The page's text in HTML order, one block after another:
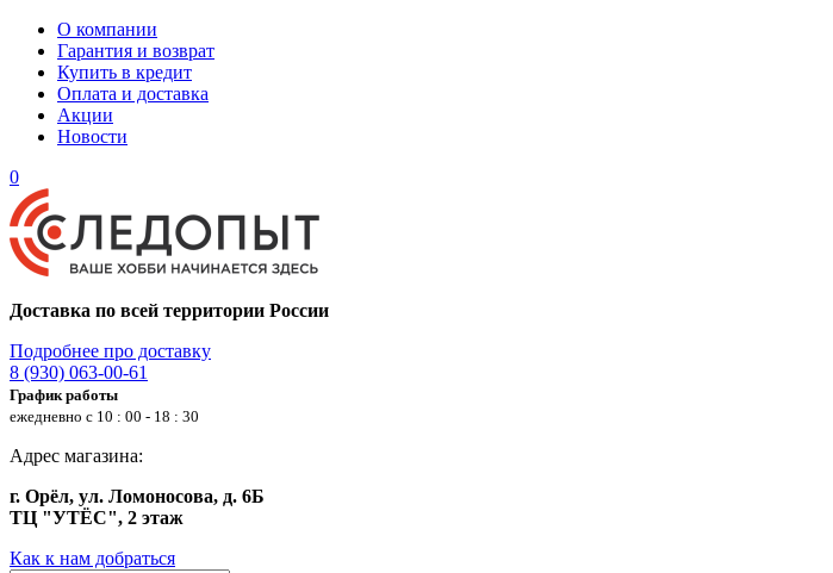
О компании
Гарантия и возврат
Купить в кредит
Оплата и доставка
Акции
Новости
0
Доставка по всей территории России
Подробнее про доставку
8 (930) 063-00-61
График работы
ежедневно с 10 : 00 - 18 : 30
Адрес магазина:
г. Орёл, ул. Ломоносова, д. 6Б
ТЦ "УТЁС", 2 этаж
Как к нам добраться